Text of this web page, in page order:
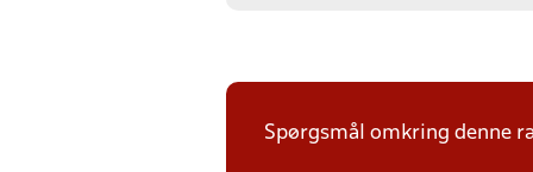
Spørgsmål omkring denne